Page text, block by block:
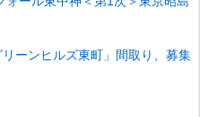
ーンヒルズ東町」間取り、募集